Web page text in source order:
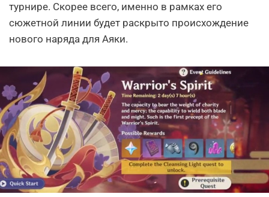
турнире. Скорее всего, именно в рамках его
сюжетной линии будет раскрыто происхождение
нового наряда для Аяки.